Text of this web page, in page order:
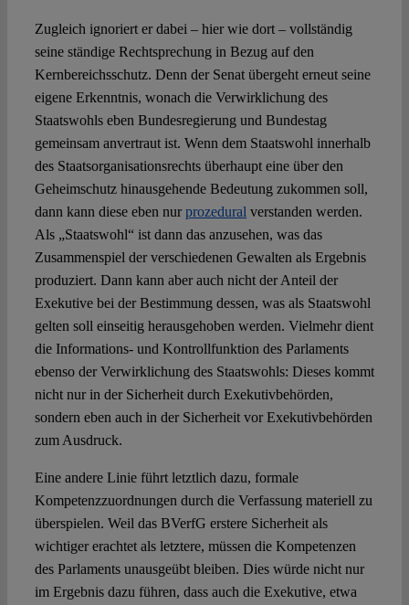
Zugleich ignoriert er dabei – hier wie dort – vollständig
seine ständige Rechtsprechung in Bezug auf den
Kernbereichsschutz. Denn der Senat übergeht erneut seine
eigene Erkenntnis, wonach die Verwirklichung des
Staatswohls eben Bundesregierung und Bundestag
gemeinsam anvertraut ist. Wenn dem Staatswohl innerhalb
des Staatsorganisationsrechts überhaupt eine über den
Geheimschutz hinausgehende Bedeutung zukommen soll,
dann kann diese eben nurprozedural verstanden werden.
Als „Staatswohl“ ist dann das anzusehen, was das
Zusammenspiel der verschiedenen Gewalten als Ergebnis
produziert. Dann kann aber auch nicht der Anteil der
Exekutive bei der Bestimmung dessen, was als Staatswohl
gelten soll einseitig herausgehoben werden. Vielmehr dient
die Informations- und Kontrollfunktion des Parlaments
ebenso der Verwirklichung des Staatswohls: Dieses kommt
nicht nur in der Sicherheit durch Exekutivbehörden,
sondern eben auch in der Sicherheit vor Exekutivbehörden
zum Ausdruck.
Eine andere Linie führt letztlich dazu, formale
Kompetenzzuordnungen durch die Verfassung materiell zu
überspielen. Weil das BVerfG erstere Sicherheit als
wichtiger erachtet als letztere, müssen die Kompetenzen
des Parlaments unausgeübt bleiben. Dies würde nicht nur
im Ergebnis dazu führen, dass auch die Exekutive, etwa